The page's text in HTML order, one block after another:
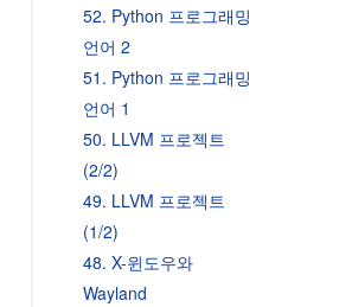
52. Python 프로그래밍
언어 2
51. Python 프로그래밍
언어 1
50. LLVM 프로젝트
(2/2)
49. LLVM 프로젝트
(1/2)
48. X-윈도우와
Wayland